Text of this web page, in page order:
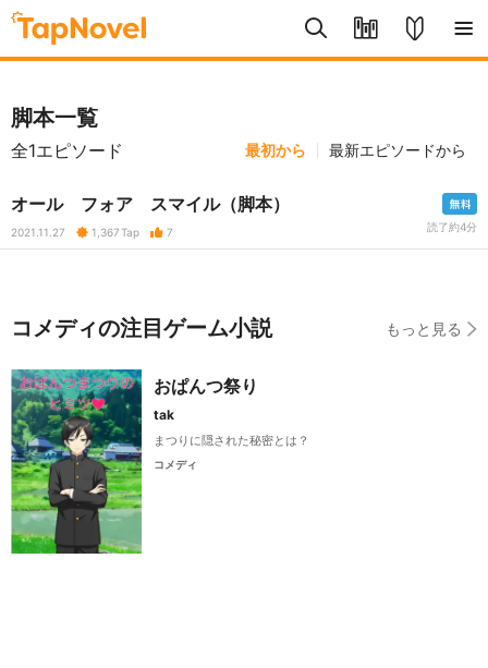
脚本一覧
全1エピソード 最初から 最新エピソードから
オール フォア スマイル（脚本）
2021.11.27 1,367Tap 7 読了約4分
コメディの注目ゲーム小説 もっと見る
おぱんつ祭り
tak
まつりに隠された秘密とは？
コメディ